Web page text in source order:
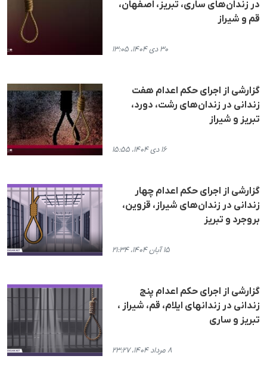
در زندان‌های ساری، تبریز، اصفهان،
قم و شیراز
۳۰ دی ۱۴۰۴، ۱۳:۰۵
گزارشی از اجرای حکم اعدام هفت
زندانی در زندان‌های رشت، دورد،
تبریز و شیراز
۱۶ دی ۱۴۰۴، ۱۵:۵۵
گزارشی از اجرای حکم اعدام چهار
زندانی در زندان‌های شیراز، قزوین،
بروجرد و تبریز
۱۵ آبان ۱۴۰۴، ۲۱:۳۴
گزارشی از اجرای حکم اعدام پنج
زندانی در زندانهای ایلام، قم، شیراز ،
تبریز و ساری
۸ مرداد ۱۴۰۴، ۲۳:۲۷